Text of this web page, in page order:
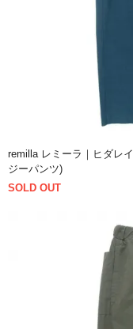
remilla レミーラ｜ヒダレ
ジーパンツ)
SOLD OUT